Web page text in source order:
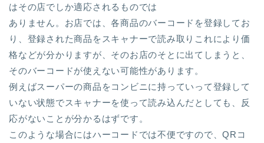
はその店でしか適応されるものでは
ありません。お店では、各商品のバーコードを登録してお
り、登録された商品をスキャナーで読み取りこれにより価
格などが分かりますが、そのお店のそとに出てしまうと、
そのバーコードが使えない可能性があります。
例えばスーパーの商品をコンビニに持っていって登録して
いない状態でスキャナーを使って読み込んだとしても、反
応がないことが分かるはずです。
このような場合にはハーコードでは不便ですので、QRコ